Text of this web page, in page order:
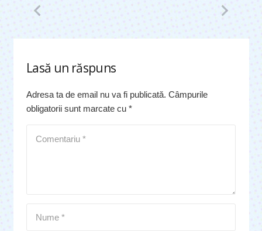
Lasă un răspuns
Adresa ta de email nu va fi publicată. Câmpurile
obligatorii sunt marcate cu *